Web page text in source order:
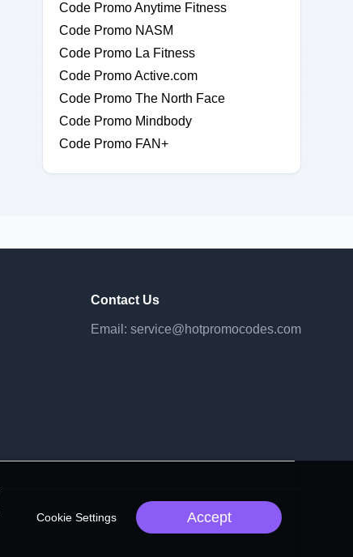
Code Promo Anytime Fitness
Code Promo NASM
Code Promo La Fitness
Code Promo Active.com
Code Promo The North Face
Code Promo Mindbody
Code Promo FAN+
Contact Us
Email: service@hotpromocodes.com
Cookie Settings Accept